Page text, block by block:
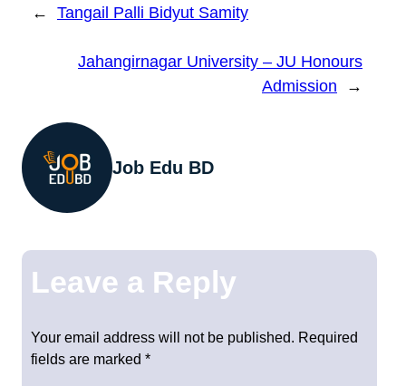
← Tangail Palli Bidyut Samity
Jahangirnagar University – JU Honours
Admission
→
Job Edu BD
Leave a Reply
Your email address will not be published. Required
fields are marked *